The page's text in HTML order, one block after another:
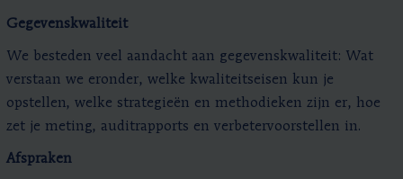
Gegevenskwaliteit
We besteden veel aandacht aan gegevenskwaliteit: Wat
verstaan we eronder, welke kwaliteitseisen kun je
opstellen, welke strategieën en methodieken zijn er, hoe
zet je meting, auditrapports en verbetervoorstellen in.
Afspraken